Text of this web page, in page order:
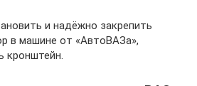
и надёжно закрепить
в машине от «АвтоВАЗа»,
кронштейн.